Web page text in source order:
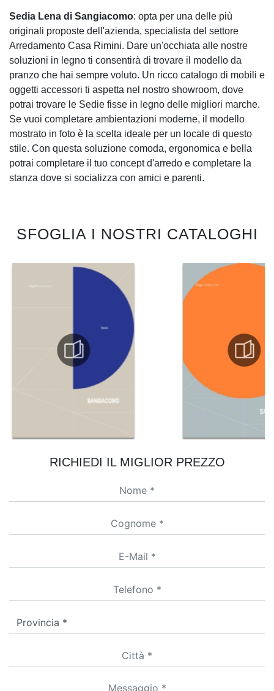
Sedia Lena di Sangiacomo: opta per una delle più
originali proposte dell'azienda, specialista del settore
Arredamento Casa Rimini. Dare un'occhiata alle nostre
soluzioni in legno ti consentirà di trovare il modello da
pranzo che hai sempre voluto. Un ricco catalogo di mobili e
oggetti accessori ti aspetta nel nostro showroom, dove
potrai trovare le Sedie fisse in legno delle migliori marche.
Se vuoi completare ambientazioni moderne, il modello
mostrato in foto è la scelta ideale per un locale di questo
stile. Con questa soluzione comoda, ergonomica e bella
potrai completare il tuo concept d'arredo e completare la
stanza dove si socializza con amici e parenti.
SFOGLIA I NOSTRI CATALOGHI
RICHIEDI IL MIGLIOR PREZZO